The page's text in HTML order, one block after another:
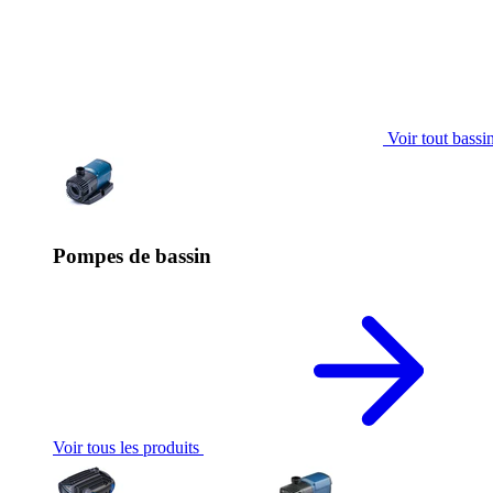
Voir tout
Pompes de bassin
Voir tous les produits